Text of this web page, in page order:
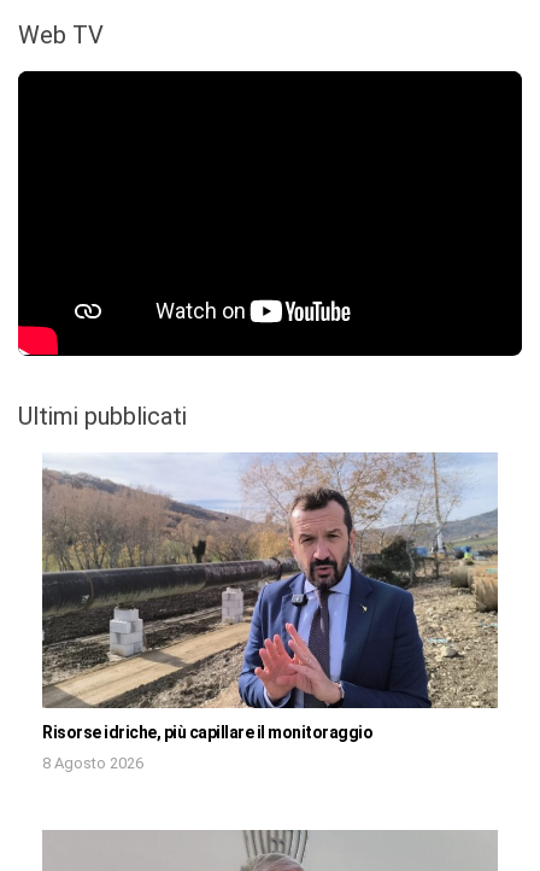
Web TV
Ultimi pubblicati
Risorse idriche, più capillare il monitoraggio
8 Agosto 2026